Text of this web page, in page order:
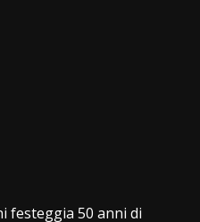
festeggia 50 anni di